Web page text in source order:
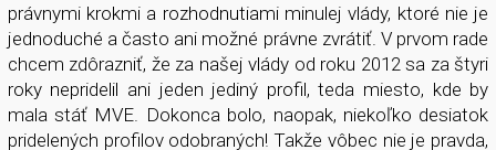
právnymi krokmi a rozhodnutiami minulej vlády, ktoré nie je
jednoduché a často ani možné právne zvrátiť. V prvom rade
chcem zdôrazniť, že za našej vlády od roku 2012 sa za štyri
roky nepridelil ani jeden jediný profil, teda miesto, kde by
mala stáť MVE. Dokonca bolo, naopak, niekoľko desiatok
pridelených profilov odobraných! Takže vôbec nie je pravda,